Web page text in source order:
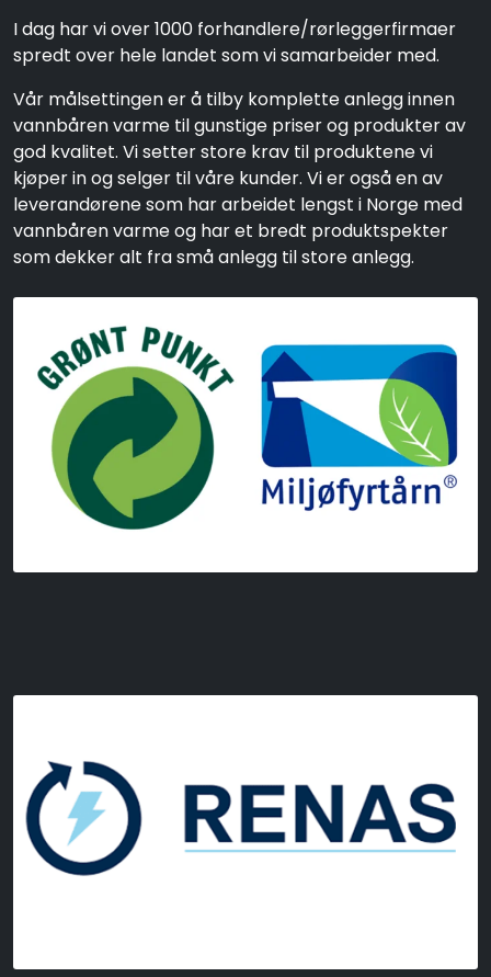
I dag har vi over 1000 forhandlere/rørleggerfirmaer
spredt over hele landet som vi samarbeider med.
Vår målsettingen er å tilby komplette anlegg innen
vannbåren varme til gunstige priser og produkter av
god kvalitet. Vi setter store krav til produktene vi
kjøper in og selger til våre kunder. Vi er også en av
leverandørene som har arbeidet lengst i Norge med
vannbåren varme og har et bredt produktspekter
som dekker alt fra små anlegg til store anlegg.